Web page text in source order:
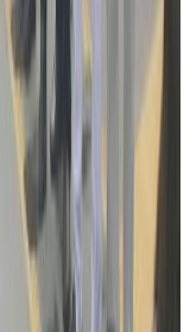
३८० डलर संकलन
आपसमै संकलन गरेर
त्यसका प्रमुख खतिवडाले
विभिन्न सकारात्मक